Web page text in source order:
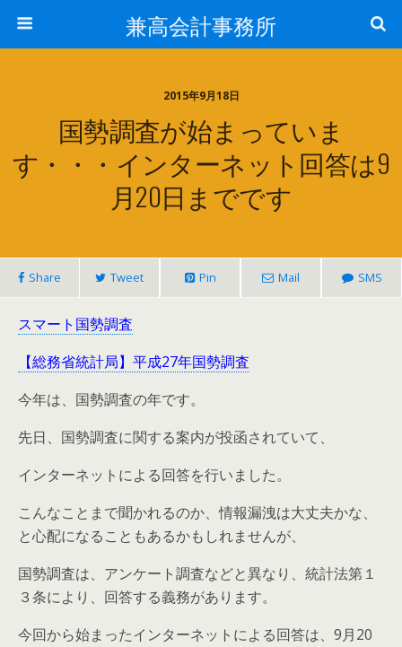
兼高会計事務所
2015年9月18日
国勢調査が始まっていま
す・・・インターネット回答は9
月20日までです
Share Tweet Pin Mail SMS
スマート国勢調査
【総務省統計局】平成27年国勢調査
今年は、国勢調査の年です。
先日、国勢調査に関する案内が投函されていて、
インターネットによる回答を行いました。
こんなことまで聞かれるのか、情報漏洩は大丈夫かな、
と心配になることもあるかもしれませんが、
国勢調査は、アンケート調査などと異なり、統計法第１
３条により、回答する義務があります。
今回から始まったインターネットによる回答は、9月20